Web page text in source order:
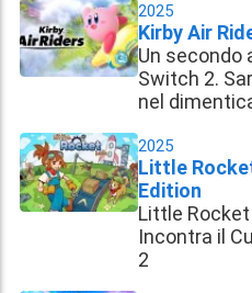
2025
Kirby Air
Un secondo
Switch 2.
nel
2025
Little
Edition
Little Rocket
Incontra il
2